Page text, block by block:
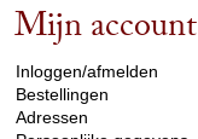
Mijn account
Inloggen/afmelden
Bestellingen
Adressen